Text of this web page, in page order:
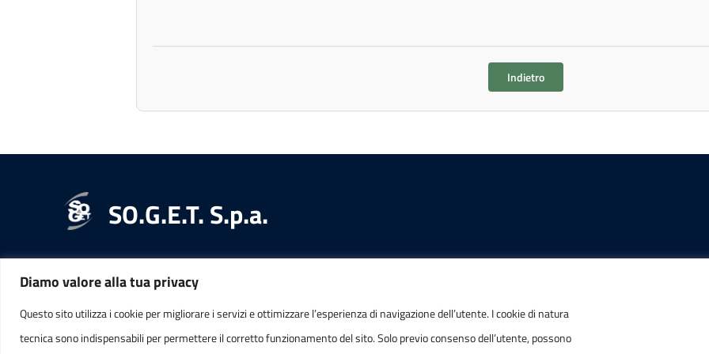
Diamo valore alla tua privacy
Questo sito utilizza i cookie per migliorare i servizi e ottimizzare l’esperienza di navigazione dell’utente. I cookie di natura
tecnica sono indispensabili per permettere il corretto funzionamento del sito. Solo previo consenso dell’utente, possono
Indietro
SO.G.E.T. S.p.a.